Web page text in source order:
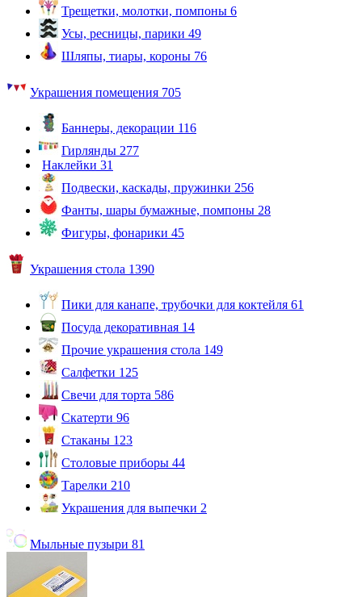
Трещетки, молотки, помпоны 6
Усы, ресницы, парики 49
Шляпы, тиары, короны 76
Украшения помещения 705
Баннеры, декорации 116
Гирлянды 277
Наклейки 31
Подвески, каскады, пружинки 256
Фанты, шары бумажные, помпоны 28
Фигуры, фонарики 45
Украшения стола 1390
Пики для канапе, трубочки для коктейля 61
Посуда декоративная 14
Прочие украшения стола 149
Салфетки 125
Свечи для торта 586
Скатерти 96
Стаканы 123
Столовые приборы 44
Тарелки 210
Украшения для выпечки 2
Мыльные пузыри 81